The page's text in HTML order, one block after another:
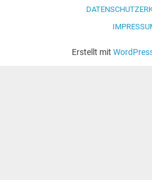
Erstellt mit